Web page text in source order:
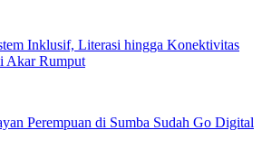
Inklusif, Literasi hingga Konektivitas
Akar Rumput
Perempuan di Sumba Sudah Go Digital